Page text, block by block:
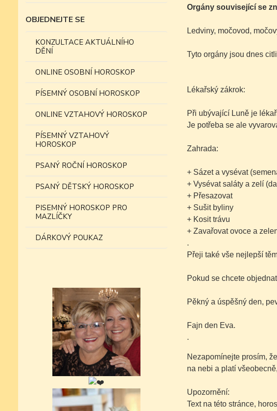
OBJEDNEJTE SE
KONZULTACE AKTUÁLNÍHO
DĚNÍ
ONLINE OSOBNÍ HOROSKOP
PÍSEMNÝ OSOBNÍ HOROSKOP
ONLINE VZTAHOVÝ HOROSKOP
PÍSEMNÝ VZTAHOVÝ
HOROSKOP
PSANÝ ROČNÍ HOROSKOP
PSANÝ DĚTSKÝ HOROSKOP
PISEMNÝ HOROSKOP PRO
MAZLÍČKY
DÁRKOVÝ POUKAZ
Orgány související se
Ledviny, močovod,
Tyto orgány jsou dnes
Lékařský zákrok:
Při ubývající Luně je
Je potřeba se ale
Zahrada:
+ Sázet a vysévat
+ Vysévat saláty a zelí
+ Přesazovat
+ Sušit byliny
+ Kosit trávu
+ Zavařovat ovoce a
.
Přeji také vše nejlepší
Pokud se chcete
Pěkný a úspěšný den,
Fajn den Eva.
.
Nezapomínejte prosím,
na nebi a platí
Upozornění:
Text na této stránce,